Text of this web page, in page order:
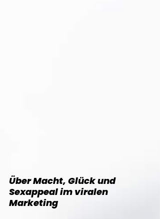
Über Macht, Glück und
Sexappeal im viralen
Marketing